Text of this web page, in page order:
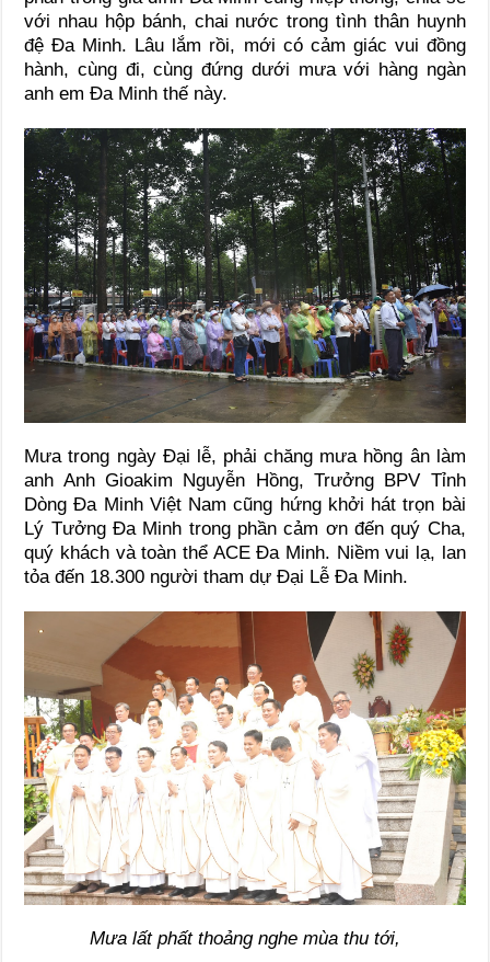
với nhau hộp bánh, chai nước trong tình thân huynh
đệ Đa Minh. Lâu lắm rồi, mới có cảm giác vui đồng
hành, cùng đi, cùng đứng dưới mưa với hàng ngàn
anh em Đa Minh thế này.
Mưa trong ngày Đại lễ, phải chăng mưa hồng ân làm
anh Anh Gioakim Nguyễn Hồng, Trưởng BPV Tỉnh
Dòng Đa Minh Việt Nam cũng hứng khởi hát trọn bài
Lý Tưởng Đa Minh trong phần cảm ơn đến quý Cha,
quý khách và toàn thể ACE Đa Minh. Niềm vui lạ, lan
tỏa đến 18.300 người tham dự Đại Lễ Đa Minh.
Mưa lất phất thoảng nghe mùa thu tới,